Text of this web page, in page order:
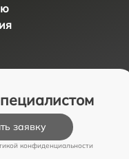
заявку
конфиденциальности